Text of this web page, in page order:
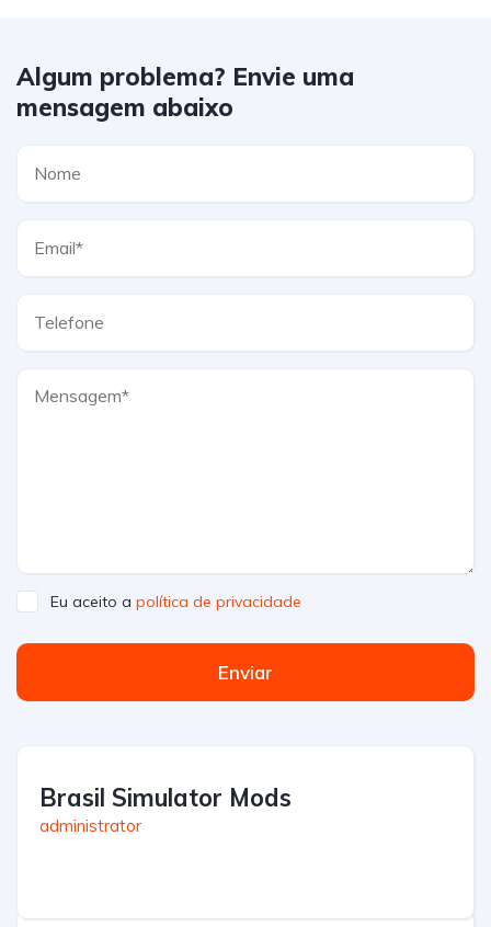
Algum problema? Envie uma
mensagem abaixo
Eu aceito a política de privacidade
Enviar
Brasil Simulator Mods
administrator